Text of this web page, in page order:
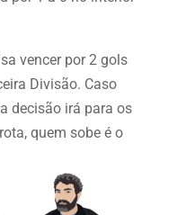
vencer por 2 gols
Divisão. Caso
decisão irá para os
quem sobe é o